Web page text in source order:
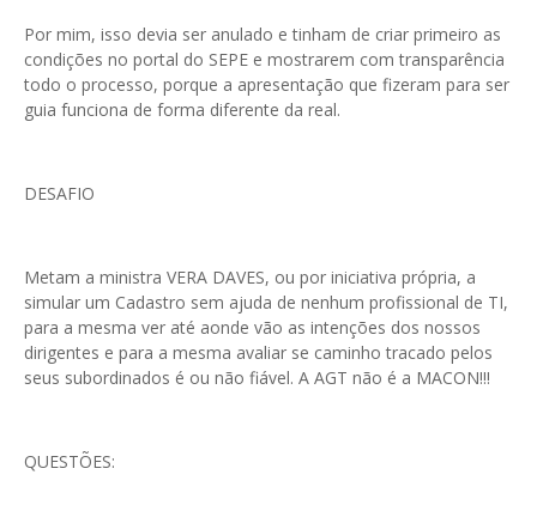
Por mim, isso devia ser anulado e tinham de criar primeiro as
condições no portal do SEPE e mostrarem com transparência
todo o processo, porque a apresentação que fizeram para ser
guia funciona de forma diferente da real.
DESAFIO
Metam a ministra VERA DAVES, ou por iniciativa própria, a
simular um Cadastro sem ajuda de nenhum profissional de TI,
para a mesma ver até aonde vão as intenções dos nossos
dirigentes e para a mesma avaliar se caminho tracado pelos
seus subordinados é ou não fiável. A AGT não é a MACON!!!
QUESTÕES: